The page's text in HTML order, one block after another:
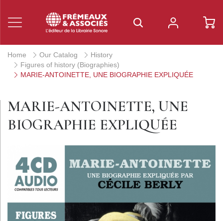
Home Our Catalog
History
Figures of history (Biographies)
MARIE-ANTOINETTE, UNE BIOGRAPHIE EXPLIQUÉE
MARIE-ANTOINETTE, UNE
BIOGRAPHIE EXPLIQUÉE